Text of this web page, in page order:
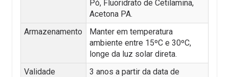
Pó, Fluoridrato de Cetilamina,
Acetona PA.
Armazenamento
Manter em temperatura
ambiente entre 15ºC e 30ºC,
longe da luz solar direta.
Validade
3 anos a partir da data de